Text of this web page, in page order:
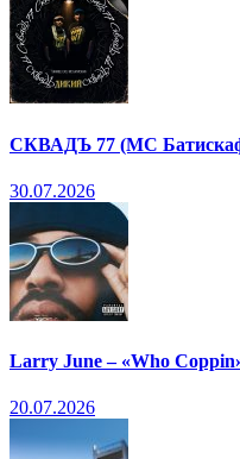
СКВАДЪ 77 (МС Батискаф
30.07.2026
Larry June – «Who
20.07.2026